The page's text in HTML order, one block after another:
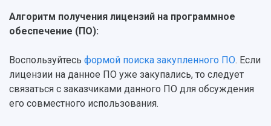
НАЗАД
Об университете
История
Ключевые факты
Новости
Главные новости
Бортжурнал
Образование
Почему я выбираю Самарский университет?
Абитуриенту
Научно-исследовательская деятельность
Основные научные направления
Научные школы и ведущие научные коллективы
Алгоритм получения лицензий на программное
обеспечение (ПО):
Воспользуйтесь формой поиска закупленного ПО. Если
лицензии на данное ПО уже закупались, то следует
связаться с заказчиками данного ПО для обсуждения
его совместного использования.